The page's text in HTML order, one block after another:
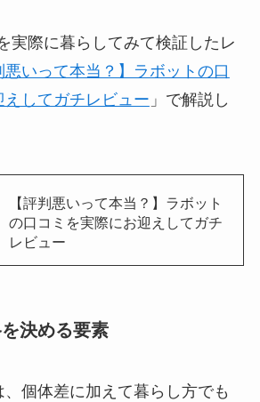
実際に暮らしてみて検証したレ
悪いって本当？】ラボットの口
えしてガチレビュー 」で解説し
【評判悪いって本当？】ラボット
の口コミを実際にお迎えしてガチ
レビュー
決める要素
個体差に加えて暮らし方でも